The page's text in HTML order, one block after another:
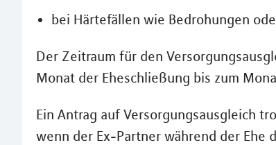
bei Härtefällen wie Bedrohungen
Der Zeitraum für den
Monat der Eheschließung bis zum
Ein Antrag auf Versorgungsausgleich
wenn der Ex-Partner während der